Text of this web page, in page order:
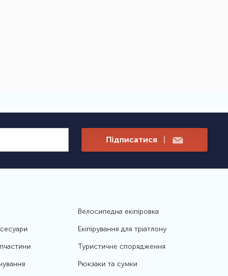
Підписатися |
Велосипедна екіпіровка
Екіпірування для тріатлону
Туристичне спорядження
Рюкзаки та сумки